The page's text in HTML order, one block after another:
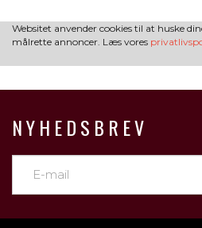
Websitet anvender cookies til at huske
målrette annoncer. Læs vores
NYHEDSBREV